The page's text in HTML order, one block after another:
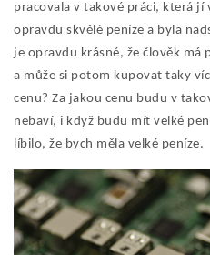
pracovala v takové práci, která jí
opravdu skvělé peníze a byla
je opravdu krásné, že člověk má
a může si potom kupovat taky
cenu? Za jakou cenu budu v
nebaví, i když budu mít velké
líbilo, že bych měla velké peníze.